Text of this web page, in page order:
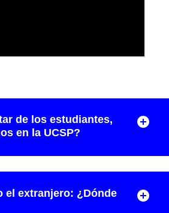
de los estudiantes,
en la UCSP?
el extranjero: ¿Dónde